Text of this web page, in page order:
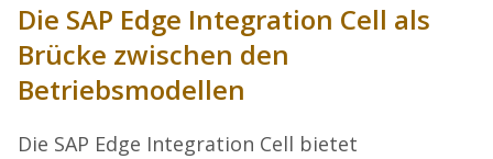
Die SAP Edge Integration Cell als
Brücke zwischen den
Betriebsmodellen
Die SAP Edge Integration Cell bietet